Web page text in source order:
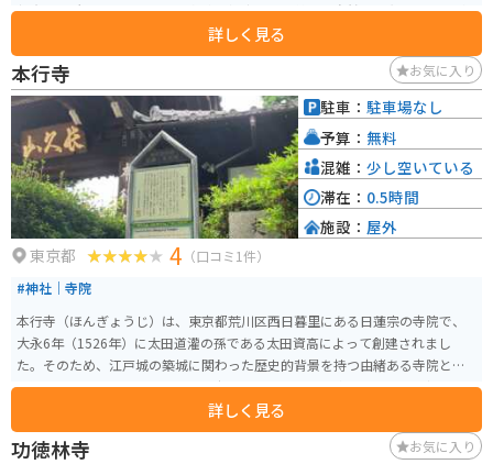
朝倉文夫氏庭園」として国の名勝に指定され、美しい自然と調和した空間が
広がっています。館内には、朝倉文夫の代表作である「墓守」や「大隈重信
候像」など、多くの彫刻作品が展示されており、その芸術性を間近で感じる
ことができます。 また、朝倉が収集した絵画や陶器なども展示され、彼の幅
広い美術的関心をうかがい知ることができます。庭園や建物の設計には朝倉
の美意識が反映されており、彫刻作品とともにその独特の世界観を楽しむこ
とができます。アクセスも良好で、JR日暮里駅から徒歩5分の距離にあり、観
光の際にはぜひ訪れてみたいスポットです。
詳しく見る
本行寺 お気に入り
東京都 4 （口コミ1件）
#神社｜寺院
本行寺（ほんぎょうじ）は、東京都荒川区西日暮里にある日蓮宗の寺院で、
大永6年（1526年）に太田道灌の孫である太田資高によって創建されまし
た。そのため、江戸城の築城に関わった歴史的背景を持つ由緒ある寺院とし
て知られています。また、「月見寺」とも呼ばれ、景勝の地としても親しま
れています。境内には、俳人松尾芭蕉の門弟である田中道孝の句碑や、種田
山頭火の句碑があり、文学ファンにとっても興味深いスポットです。 特に、
山頭火の「ほっと月がある 東京に来てゐる」の句碑は注目されています。ま
詳しく見る
駐車： 駐車場なし
予算： 無料
混雑： 少し空いている
滞在： 0.5時間
施設： 屋外
功徳林寺 お気に入り